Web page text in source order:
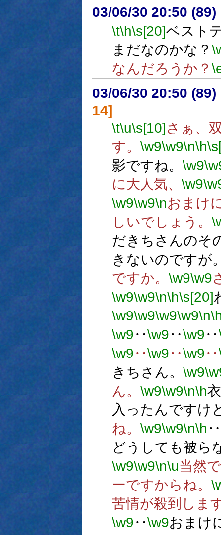
03/06/30 20:50 (89)
\t\h\s[20]ベスト
まだなのかな？
なんだろうか？
03/06/30 20:50 (89)
14]
\t\u\s[10] さぁ、
す。 \w9\w9\n\h
影ですね。 \w9
に大人気、 \w9
\w9\w9\nおまけ
しいでしょう。
だきちさんのそ
きないのですが
ですか。 \w9\w9
\w9\w9\n\h\s[20]
\w9\w9\w9\w9\n
\w9‥\w9‥\w9‥
\w9‥\w9‥\w9‥
きちさん。 \w9
ん。 \w9\w9\n\h
入ったんですけ
ね。 \w9\w9\n\h ‥
どうしても被ら
\w9\w9\n\u当然
ーですからね。
苦情が殺到しま
\w9‥\w9おまけ